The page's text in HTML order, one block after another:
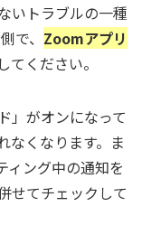
いトラブルの一種
で、 Zoomアプリ
てください。
」がオンになって
なくなります。ま
ィング中の通知を
せてチェックして